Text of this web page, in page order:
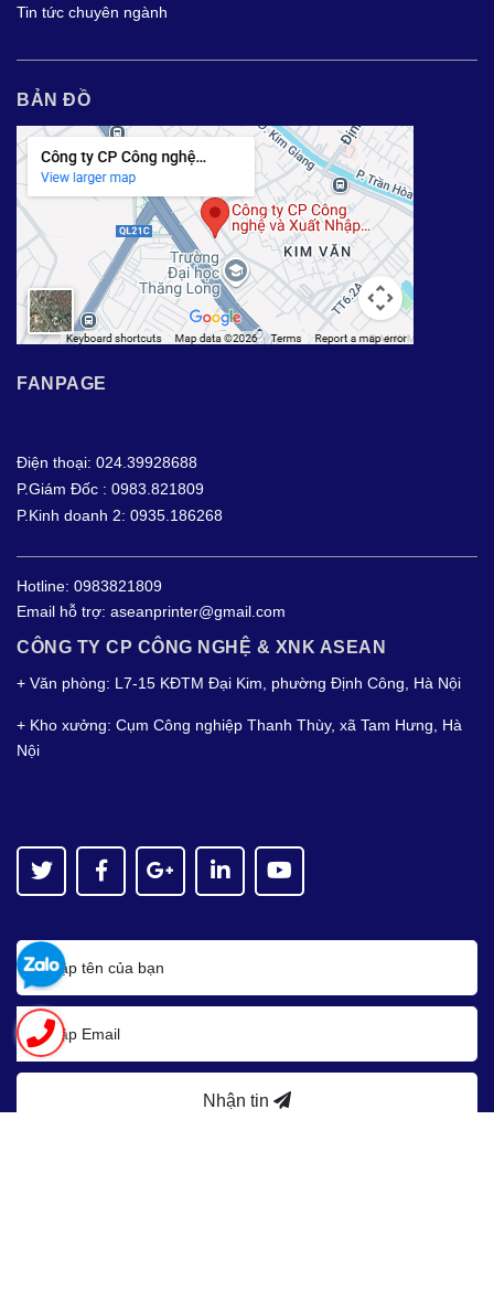
Tin tức chuyên ngành
BẢN ĐỒ
FANPAGE
Điện thoại: 024.39928688
P.Giám Đốc : 0983.821809
P.Kinh doanh 2: 0935.186268
Hotline: 0983821809
Email hỗ trợ: aseanprinter@gmail.com
CÔNG TY CP CÔNG NGHỆ & XNK ASEAN
+ Văn phòng: L7-15 KĐTM Đại Kim, phường Định Công, Hà Nội
+ Kho xưởng: Cụm Công nghiệp Thanh Thùy, xã Tam Hưng, Hà
Nội
Nhận tin